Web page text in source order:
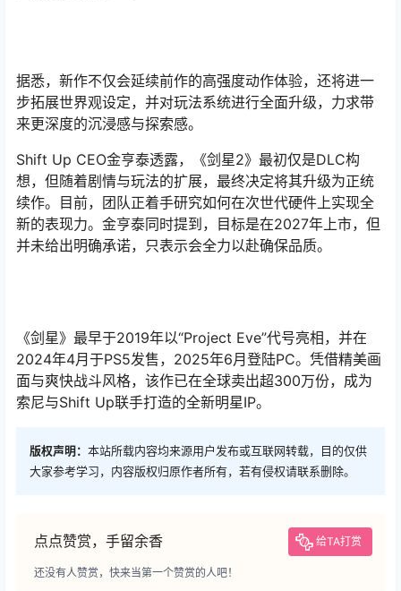
据悉，新作不仅会延续前作的高强度动作体验，还将进一
步拓展世界观设定，并对玩法系统进行全面升级，力求带
来更深度的沉浸感与探索感。
Shift Up CEO金亨泰透露，《剑星2》最初仅是DLC构
想，但随着剧情与玩法的扩展，最终决定将其升级为正统
续作。目前，团队正着手研究如何在次世代硬件上实现全
新的表现力。金亨泰同时提到，目标是在2027年上市，但
并未给出明确承诺，只表示会全力以赴确保品质。
《剑星》最早于2019年以“Project Eve”代号亮相，并在
2024年4月于PS5发售，2025年6月登陆PC。凭借精美画
面与爽快战斗风格，该作已在全球卖出超300万份，成为
索尼与Shift Up联手打造的全新明星IP。
版权声明： 本站所载内容均来源用户发布或互联网转载，目的仅供
大家参考学习，内容版权归原作者所有，若有侵权请联系删除。
点点赞赏，手留余香 给TA打赏
还没有人赞赏，快来当第一个赞赏的人吧！